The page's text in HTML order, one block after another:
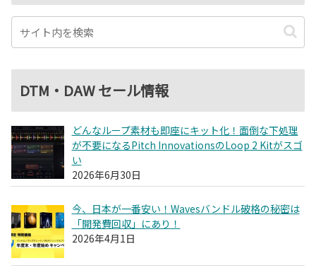
DTM・DAW セール情報
どんなループ素材も即座にキット化！面倒な下処理
が不要になるPitch InnovationsのLoop 2 Kitがスゴ
い
2026年6月30日
今、日本が一番安い！Wavesバンドル破格の秘密は
「開発費回収」にあり！
2026年4月1日